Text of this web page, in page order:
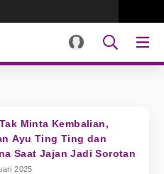
Minta Kembalian,
Ayu Ting Ting dan
Saat Jajan Jadi Sorotan
2025